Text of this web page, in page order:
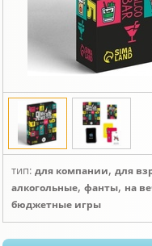
тип: для компании, для
алкогольные, фанты, на
бюджетные игры